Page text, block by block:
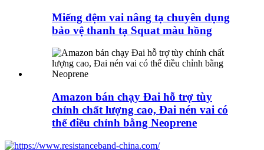
Miếng đệm vai nâng tạ chuyên dụng
bảo vệ thanh tạ Squat màu hồng
Amazon bán chạy Đai hỗ trợ tùy
chỉnh chất lượng cao, Đai nén vai có
thể điều chỉnh bằng Neoprene